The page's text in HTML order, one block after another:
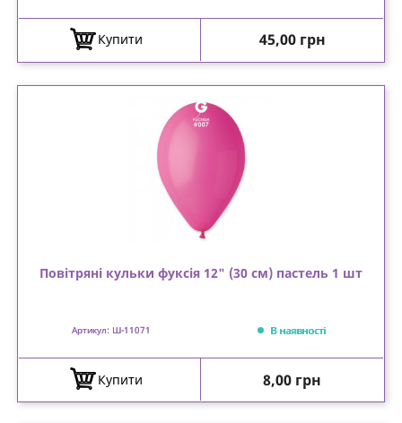
Купити Ціна
45,00 грн
Повітряні кульки фуксія 12" (30 см) пастель 1 шт
Артикул: Ш-11071 В наявності
Купити Ціна
8,00 грн